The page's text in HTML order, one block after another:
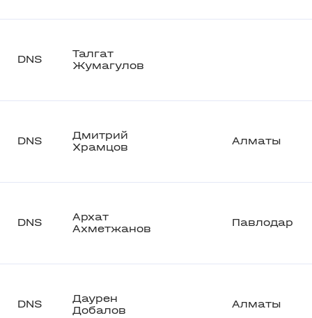
DNS
Талгат
Жумагулов
DNS
Дмитрий
Храмцов
Алматы
DNS
Архат
Ахметжанов
Павлодар
DNS
Даурен
Добалов
Алматы